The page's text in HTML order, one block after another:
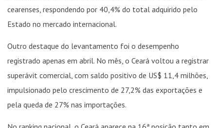
cearenses, respondendo por 40,4% do total adquirido pelo
Estado no mercado internacional.
Outro destaque do levantamento foi o desempenho
registrado apenas em abril. No mês, o Ceará voltou a registrar
superávit comercial, com saldo positivo de US$ 11,4 milhões,
impulsionado pelo crescimento de 27,2% das exportações e
pela queda de 27% nas importações.